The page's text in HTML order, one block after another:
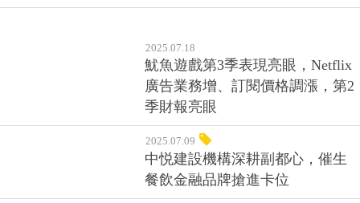
季財報亮眼
中悦建設機構深耕副都心，催生
餐飲金融品牌搶進卡位
2025.06.27
啟動定期不定額投資，放大複利
搶進收益
2025.06.12
如何達成2年內買房的財務規畫？